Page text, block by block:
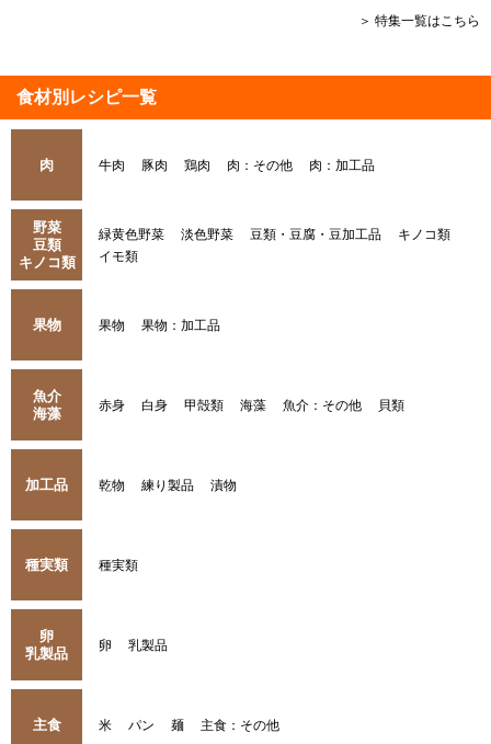
＞ 特集一覧はこちら
食材別レシピ一覧
肉 牛肉 豚肉 鶏肉 肉：その他 肉：加工品
野菜
豆類
キノコ類
緑黄色野菜 淡色野菜 豆類・豆腐・豆加工品
キノコ類
イモ類
果物 果物 果物：加工品
魚介
海藻
赤身 白身 甲殻類 海藻 魚介：その他 貝類
加工品 乾物 練り製品 漬物
種実類 種実類
卵
乳製品
卵 乳製品
主食 米 パン 麺 主食：その他